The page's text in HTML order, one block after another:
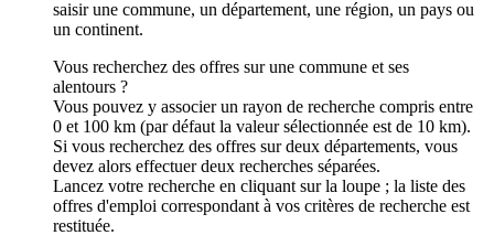
saisir une commune, un département, une région, un pays ou
un continent.
Vous recherchez des offres sur une commune et ses
alentours ?
Vous pouvez y associer un rayon de recherche compris entre
0 et 100 km (par défaut la valeur sélectionnée est de 10 km).
Si vous recherchez des offres sur deux départements, vous
devez alors effectuer deux recherches séparées.
Lancez votre recherche en cliquant sur la loupe ; la liste des
offres d'emploi correspondant à vos critères de recherche est
restituée.